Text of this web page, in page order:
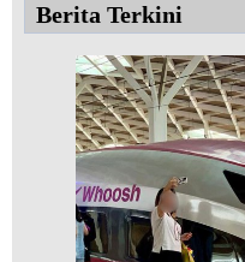
Berita Terkini